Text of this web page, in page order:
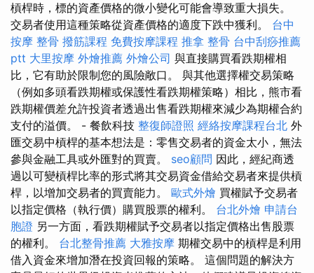
槓桿時，標的資產價格的微小變化可能會導致重大損失。
交易者使用這種策略從資產價格的適度下跌中獲利。 台中
按摩 整骨 撥筋課程 免費按摩課程 推拿 整骨 台中刮痧推薦
ptt 大里按摩 外燴推薦 外燴公司 與直接購買看跌期權相
比，它有助於限制您的風險敞口。 與其他選擇權交易策略
（例如多頭看跌期權或保護性看跌期權策略）相比，熊市看
跌期權價差允許投資者透過出售看跌期權來減少為期權合約
支付的溢價。 - 餐飲科技 整復師證照 經絡按摩課程台北 外
匯交易中槓桿的基本想法是：零售交易者的資金太小，無法
參與金融工具或外匯對的買賣。 seo顧問 因此，經紀商透
過以可變槓桿比率的形式將其交易資金借給交易者來提供槓
桿，以增加交易者的買賣能力。 歐式外燴 買權賦予交易者
以指定價格（執行價）購買股票的權利。 台北外燴 申請台
胞證 另一方面，看跌期權賦予交易者以指定價格出售股票
的權利。 台北整骨推薦 大雅按摩 期權交易中的槓桿是利用
借入資金來增加潛在投資回報的策略。 這個問題的解決方